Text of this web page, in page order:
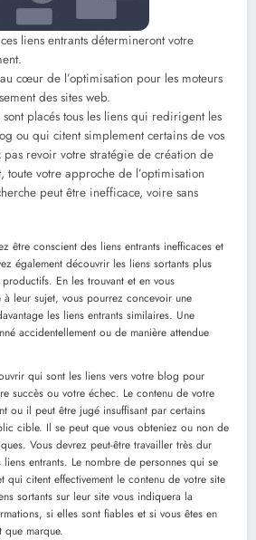
liens entrants détermineront votre
cœur de l’optimisation pour les moteurs
des sites web.
sont placés tous les liens qui redirigent les
ou qui citent simplement certains de vos
pas revoir votre stratégie de création de
toute votre approche de l’optimisation
peut être inefficace, voire sans
être conscient des liens entrants inefficaces et
également découvrir les liens sortants plus
En les trouvant et en vous
à leur sujet, vous pourrez concevoir une
les liens entrants similaires. Une
accidentellement ou de manière attendue
qui sont les liens vers votre blog pour
succès ou votre échec. Le contenu de votre
ou il peut être jugé insuffisant par certains
cible. Il se peut que vous obteniez ou non de
Vous devrez peut-être travailler très dur
entrants. Le nombre de personnes qui se
qui citent effectivement le contenu de votre site
sortants sur leur site vous indiquera la
si elles sont fiables et si vous êtes en
que marque.